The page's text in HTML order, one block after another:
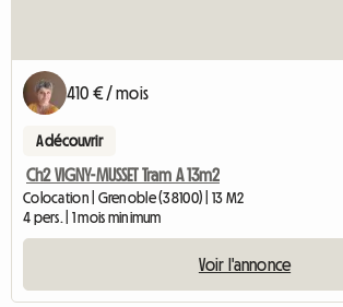
410 € / mois
A découvrir
Ch2 VIGNY-MUSSET Tram A 13m2
Colocation | Grenoble (38100) | 13 M2
4 pers. | 1 mois minimum
Voir l'annonce